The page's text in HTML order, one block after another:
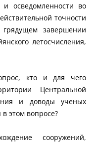
и осведомленности во
точности
завершении
летосчисления,
кто и для чего
Центральной
и доводы ученых
этом вопросе?
сооружений,